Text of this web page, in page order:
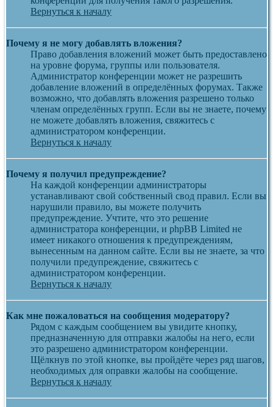
Вернуться к началу
Почему я не могу добавлять вложения?
Право добавления вложений может быть предоставлено
на уровне форума, группы или пользователя.
Администратор конференции может не разрешить
добавление вложений в определённых форумах. Также
возможно, что добавлять вложения разрешено только
членам определённых групп. Если вы не знаете, почему
не можете добавлять вложения, свяжитесь с
администратором конференции.
Вернуться к началу
Почему я получил предупреждение?
На каждой конференции администраторы
устанавливают свой собственный свод правил. Если вы
нарушили правило, вы можете получить
предупреждение. Учтите, что это решение
администратора конференции, и phpBB Limited не
имеет никакого отношения к предупреждениям,
вынесенным на данном сайте. Если вы не знаете, за что
получили предупреждение, свяжитесь с
администратором конференции.
Вернуться к началу
Как мне пожаловаться на сообщения модератору?
Рядом с каждым сообщением вы увидите кнопку,
предназначенную для отправки жалобы на него, если
это разрешено администратором конференции.
Щёлкнув по этой кнопке, вы пройдёте через ряд шагов,
необходимых для оправки жалобы на сообщение.
Вернуться к началу